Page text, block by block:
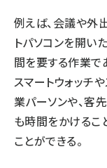
例えば、会議や外
トパソコンを開い
間を要する作業で
スマートウォッチ
業パーソンや、客
も時間をかけるこ
ことができる。